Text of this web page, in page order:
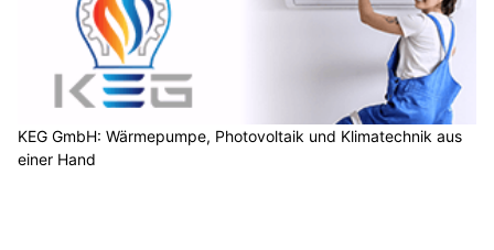
KEG GmbH: Wärmepumpe, Photovoltaik und Klimatechnik aus
einer Hand